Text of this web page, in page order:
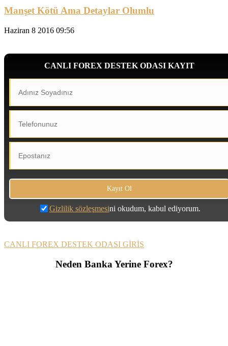
Manşet Kötü Ama Detaylar Olumlu
Haziran 8 2016 09:56
CANLI FOREX DESTEK ODASI KAYIT
Gizlilik sözleşmesini okudum, kabul ediyorum.
CANLI FOREX DESTEK ODASI GİRİŞ
Neden Banka Yerine Forex?